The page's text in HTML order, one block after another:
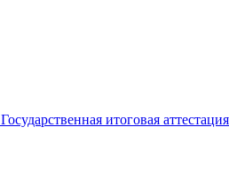
Государственная итоговая аттестация